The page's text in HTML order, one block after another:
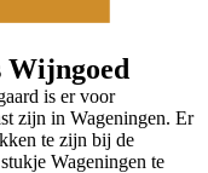
Wijngoed
is er voor
zijn in Wageningen. Er
te zijn bij de
Wageningen te